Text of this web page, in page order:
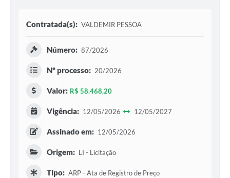
Contratada(s): VALDEMIR PESSOA
Número: 87/2026
Nº processo: 20/2026
Valor: R$ 58.468,20
Vigência: 12/05/2026 12/05/2027
Assinado em: 12/05/2026
Origem: LI - Licitação
Tipo: ARP - Ata de Registro de Preço